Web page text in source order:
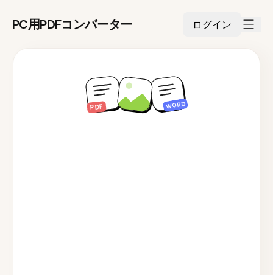
PC用PDFコンバーター ログイン